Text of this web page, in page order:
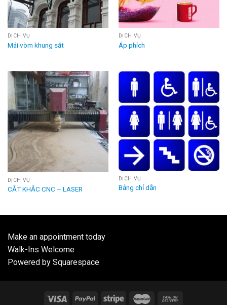
DỊCH VỤ
Mái vòm khung sắt
DỊCH VỤ
Áp phích
DỊCH VỤ
CẮT KHẮC CNC – LASER
DỊCH VỤ
Bảng chỉ dẫn
Make an appointment today
Walk-Ins Welcome
Powered by Squarespace